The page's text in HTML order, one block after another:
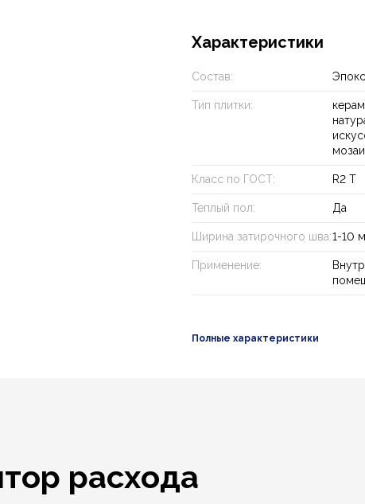
Характеристики
Состав:
Тип плитки:
Класс по ГОСТ: R2 T
Теплый пол: Да
Ширина затирочного шва:1-10
Применение:
Полные характеристики
расхода